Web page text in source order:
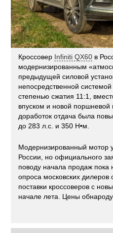
Кроссовер Infiniti QX60 в
модернизированным
предыдущей силовой
непосредственной
степенью сжатия 11:1,
впуском и новой поршневой
доработок отдача была
до 283 л.с. и 350 Н•м.
Модернизированный мотор
России, но официального
поводу начала продаж пока
опроса московских дилеров
поставки кроссоверов с
начале лета. Цены